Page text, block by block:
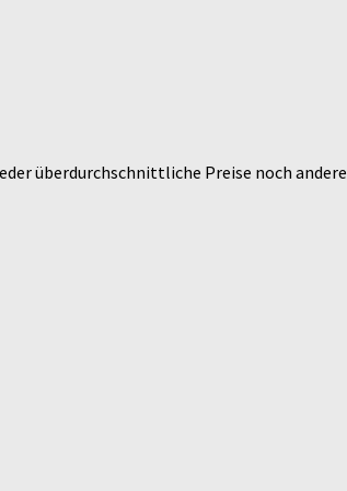
überdurchschnittliche Preise noch